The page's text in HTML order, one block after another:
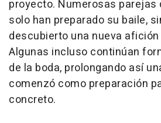
proyecto. Numerosas parejas
solo han preparado su baile,
descubierto una nueva
Algunas incluso continúan
de la boda, prolongando así
comenzó como preparación
concreto.